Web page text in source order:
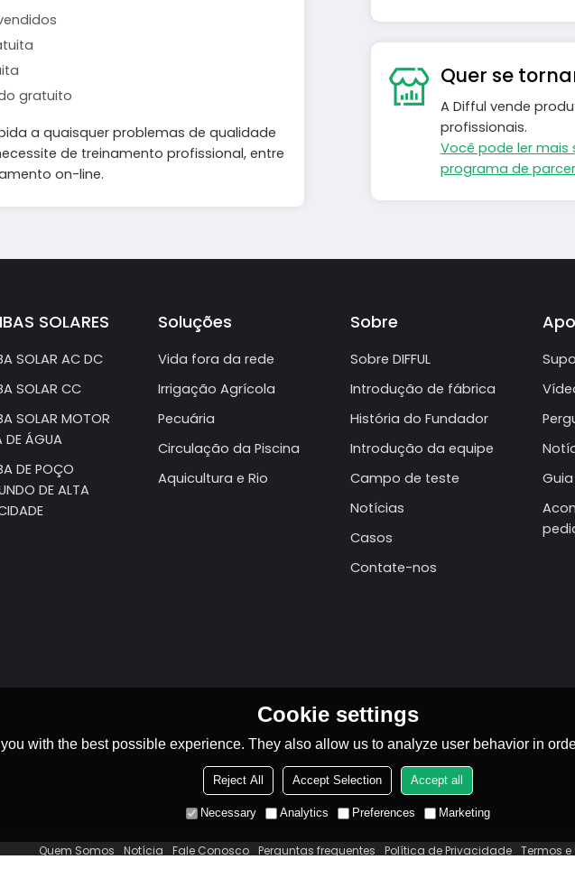
gratuito
a quaisquer problemas de qualidade
de treinamento profissional, entre
on-line.
Quer se
A Difful vende
profissionais.
Você pode ler mais
programa de
SOLARES
SOLAR AC DC
SOLAR CC
SOLAR MOTOR
DE ÁGUA
DE POÇO
DE ALTA
Soluções
Vida fora da rede
Irrigação Agrícola
Pecuária
Circulação da Piscina
Aquicultura e Rio
Sobre
Sobre DIFFUL
Introdução de fábrica
História do Fundador
Introdução da equipe
Campo de teste
Notícias
Casos
Contate-nos
Guia
Quem Somos Notícia Fale Conosco Perguntas frequentes Política de Privacidade
Termos
Cookie settings
with the best possible experience. They also allow us to analyze user behavior in
Reject All Accept Selection Accept all
Necessary Analytics Preferences Marketing